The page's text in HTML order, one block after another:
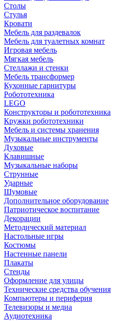
Столы
Cтулья
Кровати
Мебель для раздевалок
Мебель для туалетных комнат
Игровая мебель
Мягкая мебель
Стеллажи и стенки
Мебель трансформер
Кухонные гарнитуры
Робототехника
LEGO
Конструкторы и робототехника
Кружки робототехники
Мебель и системы хранения
Музыкальные инструменты
Духовые
Клавишные
Музыкальные наборы
Струнные
Ударные
Шумовые
Дополнительное оборудование
Патриотическое воспитание
Декорации
Методический материал
Настольные игры
Костюмы
Настенные панели
Плакаты
Стенды
Оформление для улицы
Технические средства обучения
Компьютеры и периферия
Телевизоры и медиа
Аудиотехника